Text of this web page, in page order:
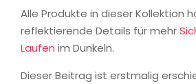
Alle Produkte in dieser Kollektion
reflektierende Details für mehr
Laufen im Dunkeln.
Dieser Beitrag ist erstmalig